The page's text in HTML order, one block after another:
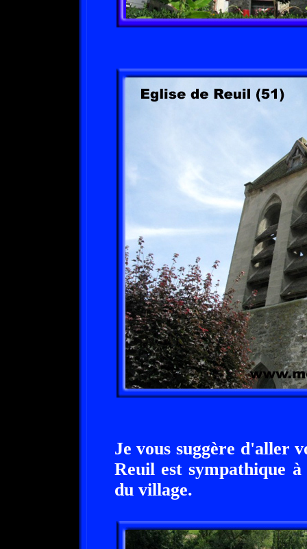
Je vous suggère d'aller
Reuil est sympathique
du village.